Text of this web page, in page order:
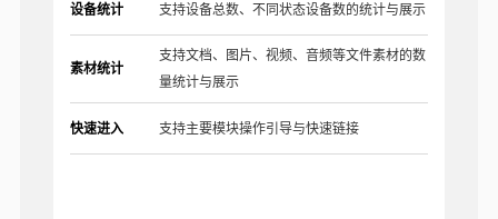
设备统计 支持设备总数、不同状态设备数的统计与展示
素材统计
支持文档、图片、视频、音频等文件素材的数
量统计与展示
快速进入 支持主要模块操作引导与快速链接